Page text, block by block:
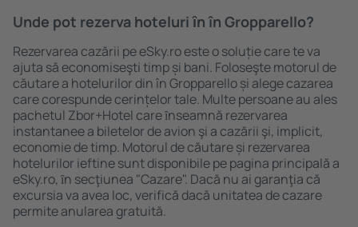
Unde pot rezerva hoteluri ȋn în Gropparello?
Rezervarea cazării pe eSky.ro este o soluție care te va
ajuta să economiseşti timp și bani. Foloseşte motorul de
căutare a hotelurilor din în Gropparello și alege cazarea
care corespunde cerințelor tale. Multe persoane au ales
pachetul Zbor+Hotel care ȋnseamnă rezervarea
instantanee a biletelor de avion şi a cazării şi, implicit,
economie de timp. Motorul de căutare și rezervarea
hotelurilor ieftine sunt disponibile pe pagina principală a
eSky.ro, ȋn secţiunea "Cazare". Dacă nu ai garanţia că
excursia va avea loc, verifică dacă unitatea de cazare
permite anularea gratuită.